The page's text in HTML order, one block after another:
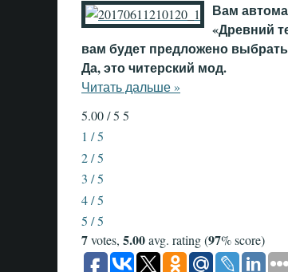
Вам
«Древний
вам будет предложено выбрать
Да, это читерский мод.
Читать дальше »
5.00 / 5 5
1 / 5
2 / 5
3 / 5
4 / 5
5 / 5
7votes, 5.00avg. rating (97% score)